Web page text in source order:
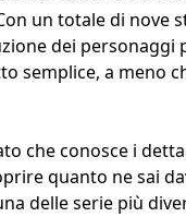
un totale di nove
dei personaggi
semplice, a meno
che conosce i
quanto ne sai
delle serie più